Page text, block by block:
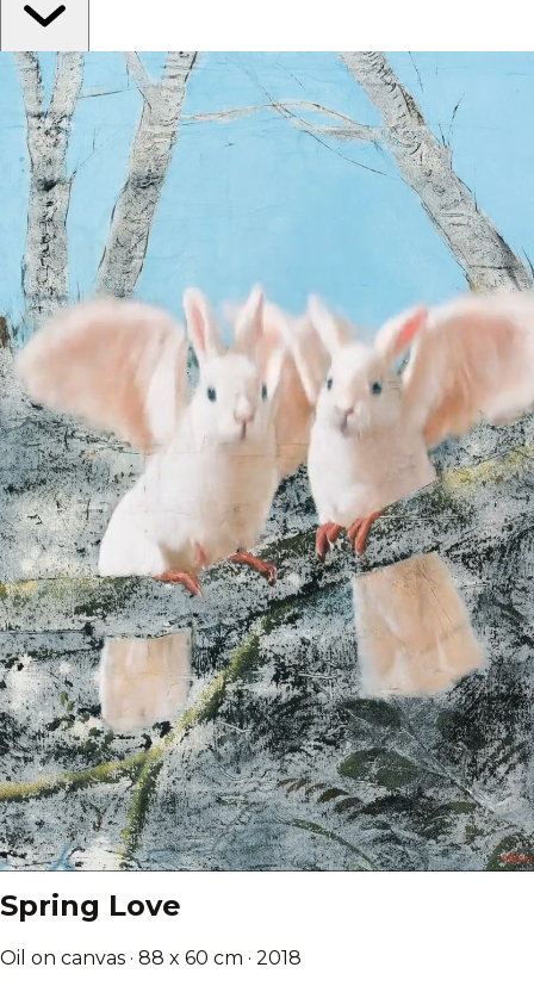
Spring Love
Oil on canvas · 88 x 60 cm · 2018